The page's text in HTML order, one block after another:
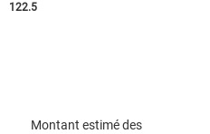
122.5
Montant estimé des